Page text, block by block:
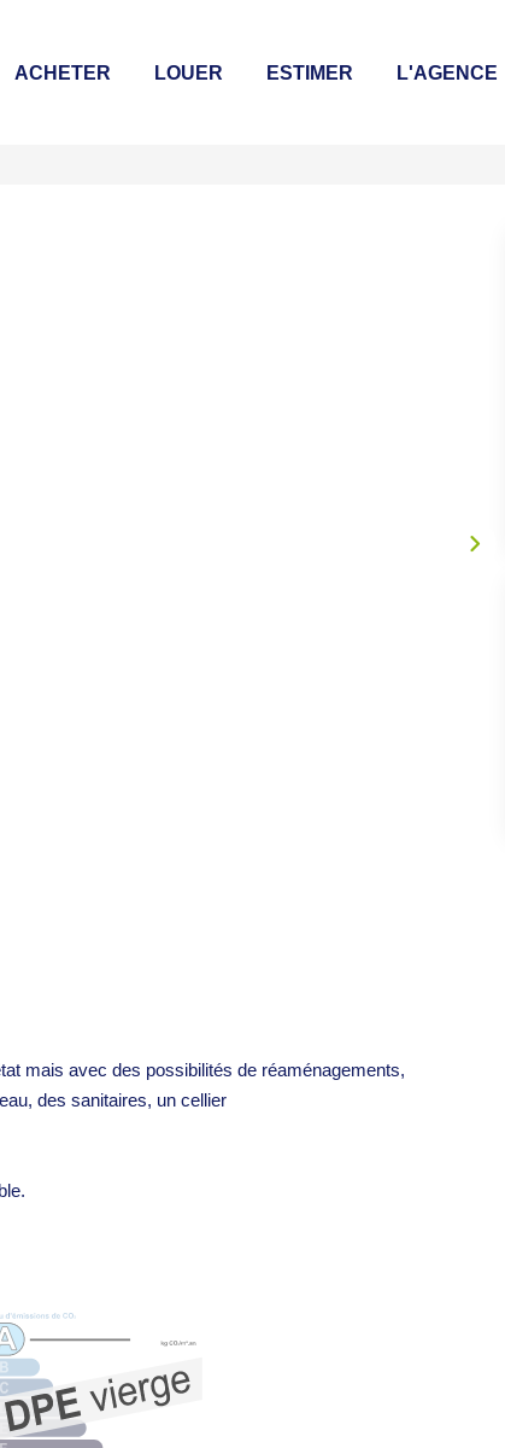
ACHETER LOUER ESTIMER L'AGENCE
mais avec des possibilités de réaménagements,
des sanitaires, un cellier